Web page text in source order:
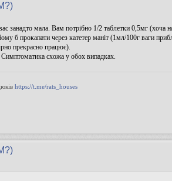
занадто мала. Вам потрібно 1/2 таблетки 0,5мг
б прокапати через катетер маніт (1мл/100г ваги
прекрасно працює).
Симптоматика схожа у обох випадках.
https://t.me/rats_houses